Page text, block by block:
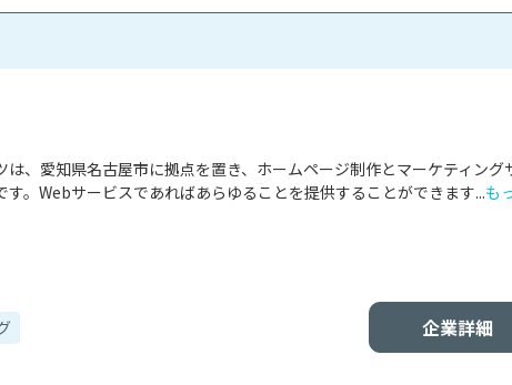
は、愛知県名古屋市に拠点を置き、ホームページ制作とマーケティング
す。Webサービスであればあらゆることを提供することができます...も
企業詳細